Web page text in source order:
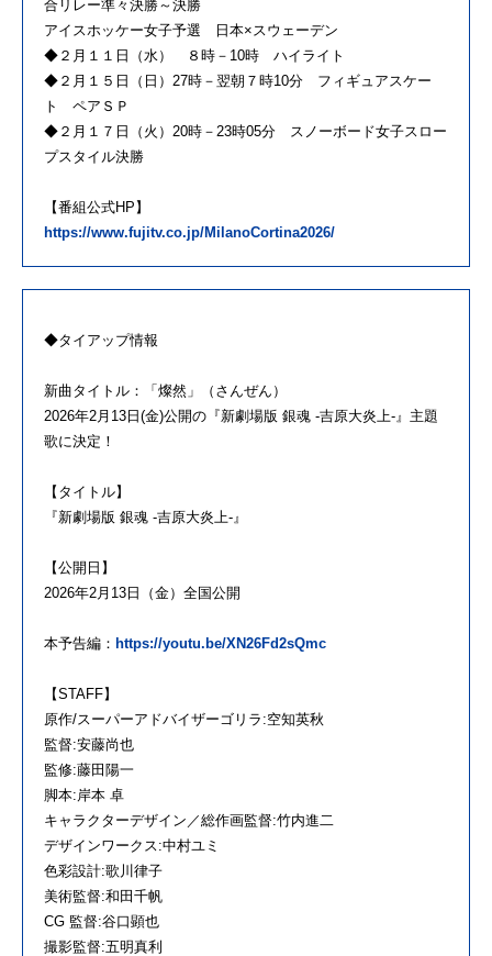
合リレー準々決勝～決勝
アイスホッケー女子予選 日本×スウェーデン
◆２月１１日（水） ８時－10時 ハイライト
◆２月１５日（日）27時－翌朝７時10分 フィギュアスケー
ト ペアＳＰ
◆２月１７日（火）20時－23時05分 スノーボード女子スロー
プスタイル決勝
【番組公式HP】
https://www.fujitv.co.jp/MilanoCortina2026/
◆タイアップ情報
新曲タイトル：「燦然」（さんぜん）
2026年2月13日(金)公開の『新劇場版 銀魂 -吉原大炎上-』主題
歌に決定！
【タイトル】
『新劇場版 銀魂 -吉原大炎上-』
【公開日】
2026年2月13日（金）全国公開
本予告編： https://youtu.be/XN26Fd2sQmc
【STAFF】
原作/スーパーアドバイザーゴリラ:空知英秋
監督:安藤尚也
監修:藤田陽一
脚本:岸本 卓
キャラクターデザイン／総作画監督:竹内進二
デザインワークス:中村ユミ
色彩設計:歌川律子
美術監督:和田千帆
CG 監督:谷口顕也
撮影監督:五明真利